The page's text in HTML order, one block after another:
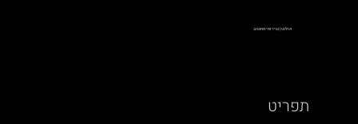
אולנט | שירותי מחשוב
תפריט